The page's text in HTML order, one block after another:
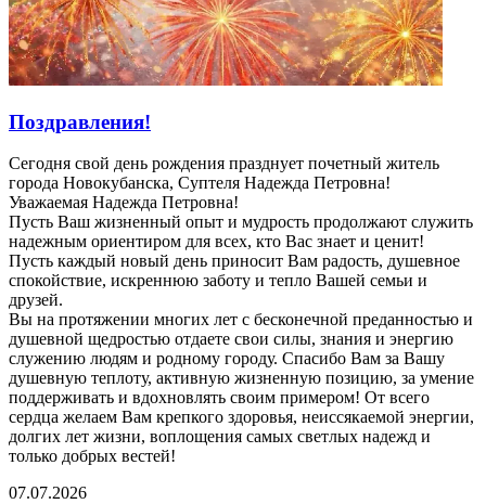
Поздравления!
Сегодня свой день рождения празднует почетный житель
города Новокубанска, Суптеля Надежда Петровна!
Уважаемая Надежда Петровна!
Пусть Ваш жизненный опыт и мудрость продолжают служить
надежным ориентиром для всех, кто Вас знает и ценит!
Пусть каждый новый день приносит Вам радость, душевное
спокойствие, искреннюю заботу и тепло Вашей семьи и
друзей.
Вы на протяжении многих лет с бесконечной преданностью и
душевной щедростью отдаете свои силы, знания и энергию
служению людям и родному городу. Спасибо Вам за Вашу
душевную теплоту, активную жизненную позицию, за умение
поддерживать и вдохновлять своим примером! От всего
сердца желаем Вам крепкого здоровья, неиссякаемой энергии,
долгих лет жизни, воплощения самых светлых надежд и
только добрых вестей!
07.07.2026